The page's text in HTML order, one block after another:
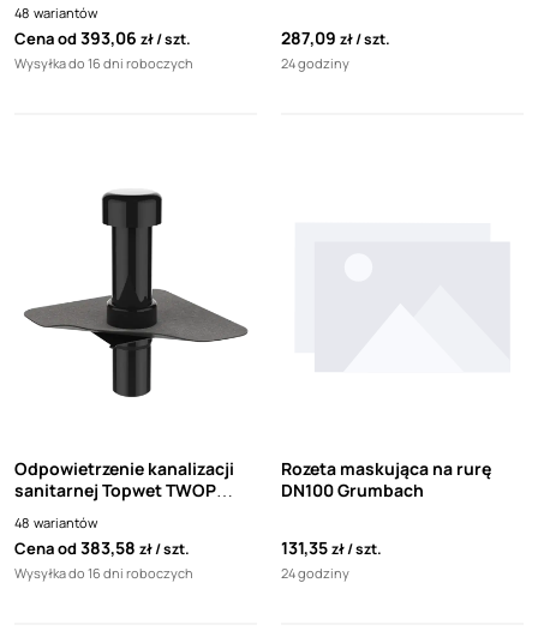
rura
48 wariantów
Cena od393,06 zł szt.
Wysyłka do 16 dni roboczych
287,09 zł szt.
24 godziny
Odpowietrzenie kanalizacji
sanitarnej Topwet TWOP
Resitrix SKW Full Bond
czarna rura
48 wariantów
Cena od383,58 zł szt.
Wysyłka do 16 dni roboczych
Rozeta maskująca na rurę
DN100 Grumbach
131,35zł szt.
24 godziny